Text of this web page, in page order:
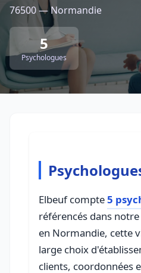
76500 — Normandie
5
Psychologues
Elbeuf compte5
référencés dans
en Normandie, cette
large choix
clients, coordonnées